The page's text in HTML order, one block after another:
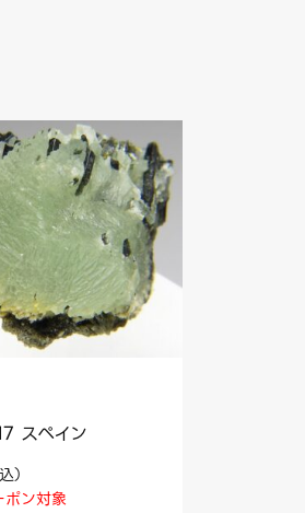
スペイン
）
ン対象